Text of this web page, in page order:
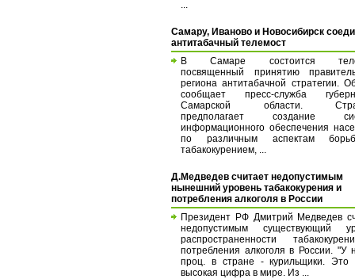
Самару, Иваново и Новосибирск
антитабачный телемост
В Самаре состоится
посвященный принятию
региона антитабачной стратегии.
сообщает пресс-служба
Самарской области.
предполагает создание
информационного обеспечения
по различным аспектам
табакокурением, ...
Д.Медведев считает недопустимым
нынешний уровень табакокурения и
потребления алкоголя в России
Президент РФ Дмитрий Медведев
недопустимым существующий
распространенности
потребления алкоголя в России. "У
проц. в стране - курильщики. Это
высокая цифра в мире. Из ...